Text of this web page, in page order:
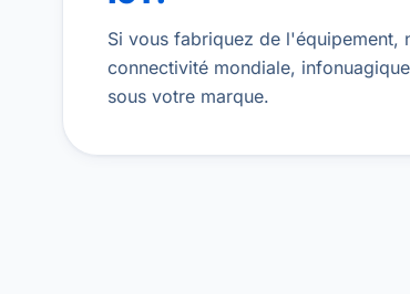
Si vous fabriquez de
connectivité mondiale,
sous votre marque.